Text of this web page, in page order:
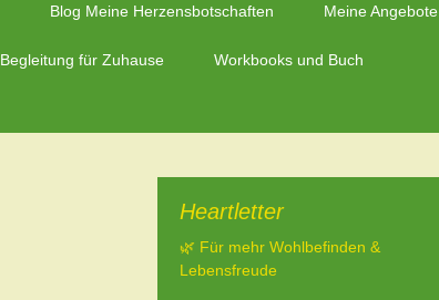
Blog Meine Herzensbotschaften Meine Angebote
Begleitung für Zuhause Workbooks und Buch
Heartletter
🌿 Für mehr Wohlbefinden &
Lebensfreude